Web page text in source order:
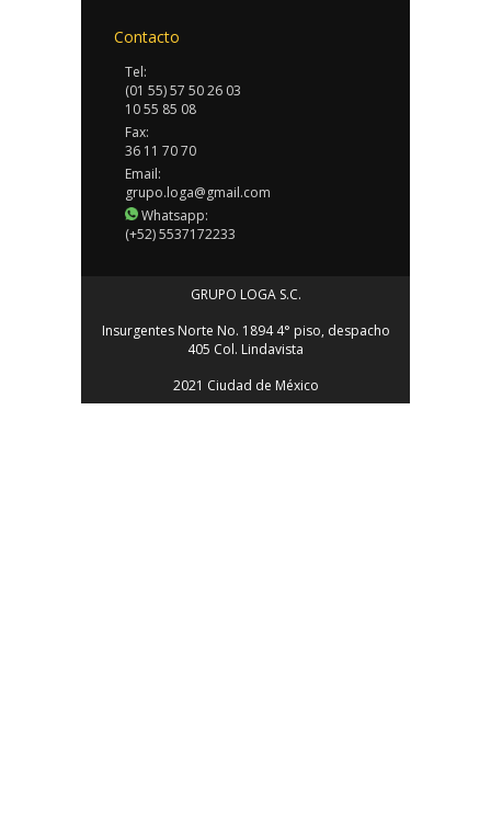
Contacto
Tel:
(01 55) 57 50 26 03
10 55 85 08
Fax:
36 11 70 70
Email:
grupo.loga@gmail.com
Whatsapp:
(+52) 5537172233
GRUPO LOGA S.C.
Insurgentes Norte No. 1894 4° piso, despacho
405 Col. Lindavista
2021 Ciudad de México